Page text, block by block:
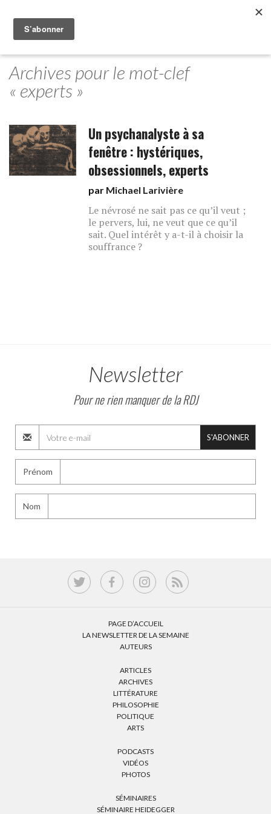
Archives pour le mot-clef
« experts »
Un psychanalyste à sa
fenêtre : hystériques,
obsessionnels, experts
par Michael Larivière
Le névrosé ne sait pas ce qu’il veut ;
le pervers, lui, ne veut que ce qu’il
sait. Quel intérêt y a-t-il à choisir la
souffrance ?
Newsletter
Pour ne rien manquer de la RDJ
S'ABONNER
Prénom
Nom
PAGE D’ACCUEIL
LA NEWSLETTER DE LA SEMAINE
AUTEURS
ARTICLES
ARCHIVES
LITTÉRATURE
PHILOSOPHIE
POLITIQUE
ARTS
PODCASTS
VIDÉOS
PHOTOS
SÉMINAIRES
SÉMINAIRE HEIDEGGER